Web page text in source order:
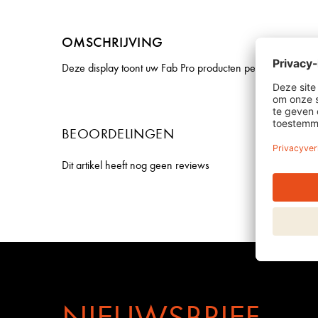
OMSCHRIJVING
Deze display toont uw Fab Pro producten perfect in de
BEOORDELINGEN
Dit artikel heeft nog geen reviews